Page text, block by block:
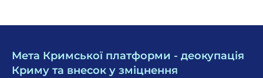
Мета Кримської платформи - деокупація
Криму та внесок у зміцнення